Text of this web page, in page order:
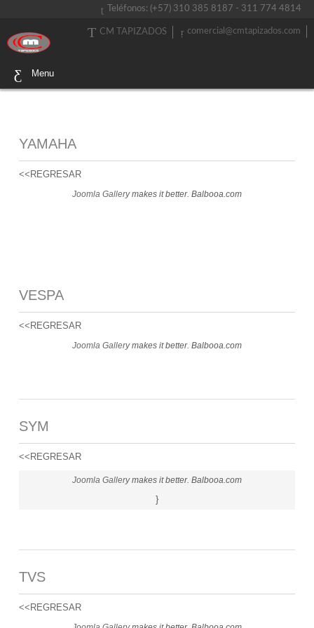
Teléfonos: (+57) 310 385 8187 - 311 774 4814
comercial@cmtapizados.com
CM TAPIZADOS
Menu
YAMAHA
<<REGRESAR
Joomla Gallerymakes it better. Balbooa.com
VESPA
<<REGRESAR
Joomla Gallerymakes it better. Balbooa.com
SYM
<<REGRESAR
Joomla Gallerymakes it better. Balbooa.com
}
TVS
<<REGRESAR